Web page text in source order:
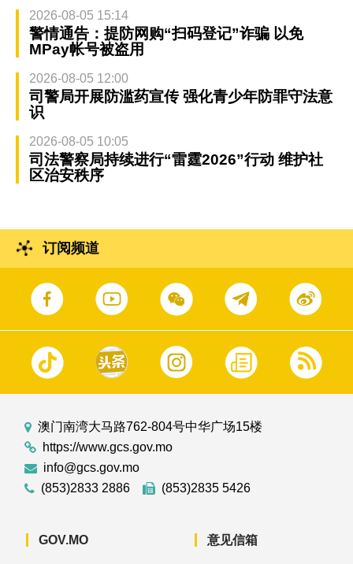
2026-08-05 15:14
警情通告：提防网购“扫码登记”诈骗 以免
MPay帐号被盗用
2026-08-05 12:00
司警局开展防滥药宣传 强化青少年防罪守法意
识
2026-08-05 10:05
司法警察局持续进行“雷霆2026”行动 维护社
区治安秩序
订阅频道
澳门南湾大马路762-804号中华广场15楼
https://www.gcs.gov.mo
info@gcs.gov.mo
(853)2833 2886
(853)2835 5426
GOV.MO 意见信箱